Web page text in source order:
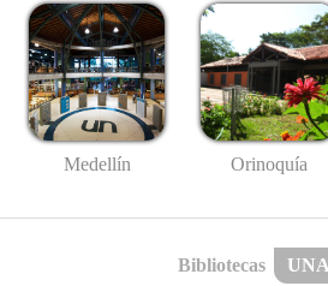
Medellín Orinoquía
Bibliotecas